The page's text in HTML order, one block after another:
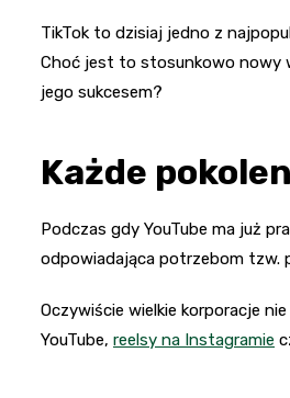
TikTok to dzisiaj jedno z
Choć jest to stosunkowo nowy
jego sukcesem?
Każde
Podczas gdy YouTube ma już
odpowiadająca potrzebom tzw.
Oczywiście wielkie korporacje
YouTube, reelsy na Instagramie